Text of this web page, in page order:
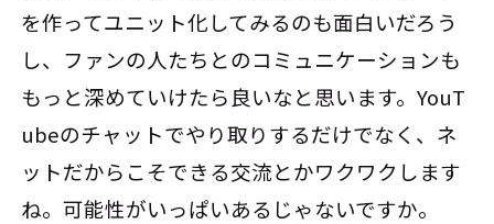
を作ってユニット化してみるのも面白いだろう
し、ファンの人たちとのコミュニケーションも
もっと深めていけたら良いなと思います。YouT
ubeのチャットでやり取りするだけでなく、ネ
ットだからこそできる交流とかワクワクします
ね。可能性がいっぱいあるじゃないですか。